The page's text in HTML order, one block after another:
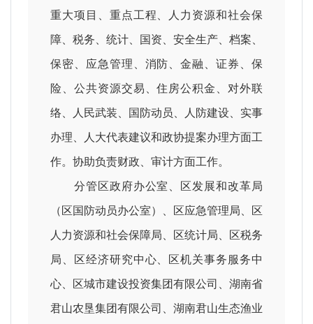
重大项目、重点工程、人力资源和社会保
障、税务、统计、国资、安全生产、档案、
保密、应急管理、消防、金融、证券、保
险、公共资源交易、住房公积金、对外联
络、人民武装、国防动员、人防建设、实事
办理、人大代表建议和政协提案办理方面工
作。协助负责财政、审计方面工作。
分管区政府办公室、区发展和改革局
（区国防动员办公室）、区应急管理局、区
人力资源和社会保障局、区统计局、区税务
局、区经济研究中心、区机关事务服务中
心、区城市建设投资集团有限公司、湖南省
君山农垦集团有限公司、湖南君山生态渔业